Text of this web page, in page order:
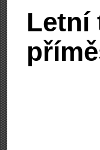
Letní